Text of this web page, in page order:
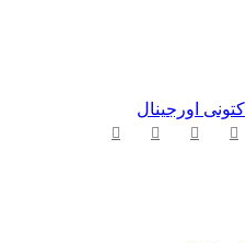
کتونی اورجینال